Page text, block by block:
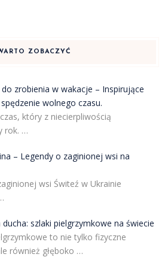
ZOBACZYĆ
zrobienia w wakacje – Inspirujące
wolnego czasu.
który z niecierpliwością
rok. …
– Legendy o zaginionej wsi na
wsi Świteź w Ukrainie
szlaki pielgrzymkowe na świecie
to nie tylko fizyczne
również głęboko …